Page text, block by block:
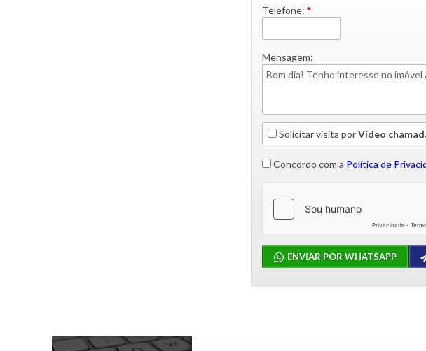
Telefone: *
Mensagem:
Solicitar visita porVídeo
Concordo com a Política de
ENVIAR POR WHATSAPP